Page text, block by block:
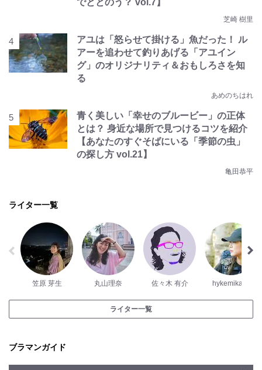
芝崎 樹里
アユは「怒らせて掛ける」魚だった！ ル
アーを追わせて釣りあげる「アユイン
グ」のオリジナリティ＆おもしろさを知
る
あめのちはれ
青く美しい「幸せのブルービー」の正体
とは？ 身近な場所で見つけるコツを紹介
【あなたのすぐそばにいる「季節の虫」
の探し方 vol.21】
亀田恭平
ライター一覧
笠原 芽生 丸山理奈 佐々木 有介 hykemika_y
ライター一覧
ブラマンガイド